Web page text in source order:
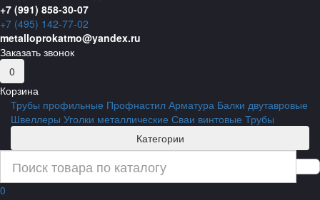
+7 (991) 858-30-07
+7 (495) 142-77-02
metalloprokatmo@yandex.ru
Заказать звонок
0
Корзина
Трубы профильные Профнастил Арматура Балки двутавровые
Швеллеры Уголки металлические Сваи винтовые Трубы
Категории
0